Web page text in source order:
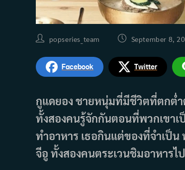
Postpopseries_team
PostSeptember 8,
Facebook Twitter
กูแดยอง ชายหนุ่มที่มีชีวิตที่ตกต่ำ
ทั้งสองคนรู้จักกันตอนที่พวกเขาเ
ทำอาหาร เธอกินแต่ของที่จำเป็
จีอู ทั้งสองคนตระเวนชิมอาหารไ